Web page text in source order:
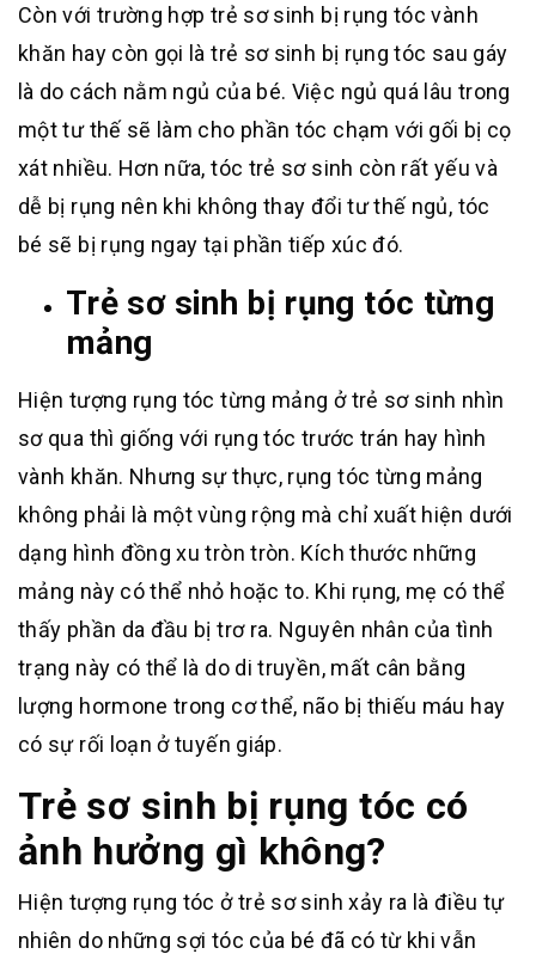
Còn với trường hợp trẻ sơ sinh bị rụng tóc vành
khăn hay còn gọi là trẻ sơ sinh bị rụng tóc sau gáy
là do cách nằm ngủ của bé. Việc ngủ quá lâu trong
một tư thế sẽ làm cho phần tóc chạm với gối bị cọ
xát nhiều. Hơn nữa, tóc trẻ sơ sinh còn rất yếu và
dễ bị rụng nên khi không thay đổi tư thế ngủ, tóc
bé sẽ bị rụng ngay tại phần tiếp xúc đó.
Trẻ sơ sinh bị rụng tóc từng
mảng
Hiện tượng rụng tóc từng mảng ở trẻ sơ sinh nhìn
sơ qua thì giống với rụng tóc trước trán hay hình
vành khăn. Nhưng sự thực, rụng tóc từng mảng
không phải là một vùng rộng mà chỉ xuất hiện dưới
dạng hình đồng xu tròn tròn. Kích thước những
mảng này có thể nhỏ hoặc to. Khi rụng, mẹ có thể
thấy phần da đầu bị trơ ra. Nguyên nhân của tình
trạng này có thể là do di truyền, mất cân bằng
lượng hormone trong cơ thể, não bị thiếu máu hay
có sự rối loạn ở tuyến giáp.
Trẻ sơ sinh bị rụng tóc có
ảnh hưởng gì không?
Hiện tượng rụng tóc ở trẻ sơ sinh xảy ra là điều tự
nhiên do những sợi tóc của bé đã có từ khi vẫn